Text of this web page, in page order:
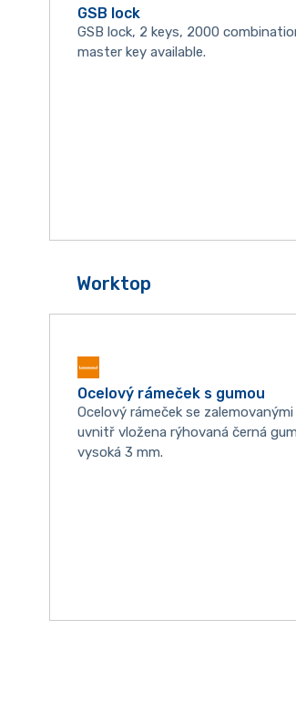
GSB lock
GSB lock, 2 keys, 2000
master key available.
Worktop
Ocelový rámeček s gumou
Ocelový rámeček se zalemovanými
uvnitř vložena rýhovaná černá
vysoká 3 mm.